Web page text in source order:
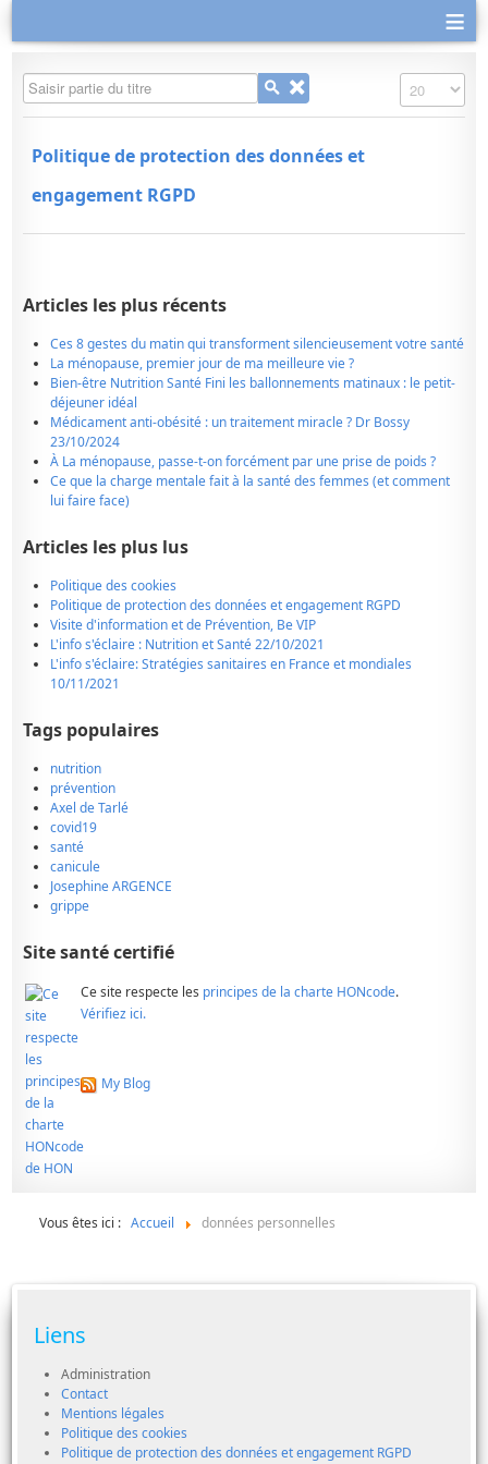
≡
Saisir partie du titre Affichage #
Politique de protection des données et
engagement RGPD
Articles les plus récents
Ces 8 gestes du matin qui transforment silencieusement votre santé
La ménopause, premier jour de ma meilleure vie ?
Bien-être Nutrition Santé Fini les ballonnements matinaux : le petit-
déjeuner idéal
Médicament anti-obésité : un traitement miracle ? Dr Bossy
23/10/2024
À La ménopause, passe-t-on forcément par une prise de poids ?
Ce que la charge mentale fait à la santé des femmes (et comment
lui faire face)
Articles les plus lus
Politique des cookies
Politique de protection des données et engagement RGPD
Visite d'information et de Prévention, Be VIP
L'info s'éclaire : Nutrition et Santé 22/10/2021
L'info s'éclaire: Stratégies sanitaires en France et mondiales
10/11/2021
Tags populaires
nutrition
prévention
Axel de Tarlé
covid19
santé
canicule
Josephine ARGENCE
grippe
Site santé certifié
Ce site respecte les principes de la charte HONcode.
Vérifiez ici.
My Blog
Vous êtes ici : Accueil données personnelles
Liens
Administration
Contact
Mentions légales
Politique des cookies
Politique de protection des données et engagement RGPD